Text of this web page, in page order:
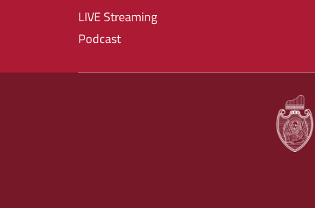
LIVE Streaming
Podcast